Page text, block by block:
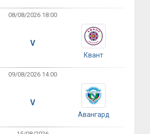
08/08/2026 18:00
V
Квант
09/08/2026 14:00
V
Авангард